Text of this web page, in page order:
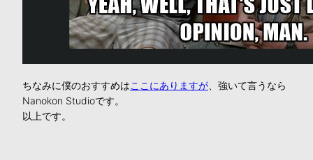
ちなみに僕のおすすめはここにありますが 、強いて言うなら
Nanokon Studioです。
以上です。